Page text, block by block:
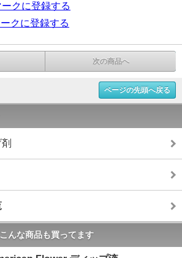
クに登録する
クに登録する
次の商品へ
ページの先頭へ戻る
んな商品も買ってます